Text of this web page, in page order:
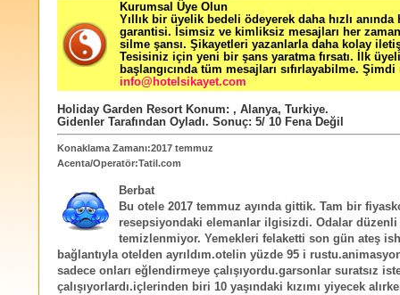
Kurumsal Üye Olun
Yıllık bir üyelik bedeli ödeyerek daha hızlı
garantisi. İsimsiz ve kimliksiz mesajları her zaman
silme şansı. Şikayetleri yazanlarla daha kolay
Tesisiniz için yeni bir şans yaratma fırsatı. İlk
başlangıcında tüm mesajları sıfırlayabilme. Şimdi
info@hotelsikayet.com
Holiday Garden ResortKonum: , Alanya, Turkiye.
Gidenler Tarafından Oyladı. Sonuç: 5/ 10 Fena Değil
Konaklama Zamanı:2017 temmuz
Acenta/Operatör:Tatil.com
Berbat
Bu otele 2017 temmuz ayında gittik. Tam bir
resepsiyondaki elemanlar ilgisizdi. Odalar düzenli
temizlenmiyor. Yemekleri felaketti son gün ateş
bağlantıyla otelden ayrıldım.otelin yüzde 95 i
sadece onları eğlendirmeye çalışıyordu.garsonlar suratsız
çalışıyorlardı.içlerinden biri 10 yaşındaki kızımı yiyecek